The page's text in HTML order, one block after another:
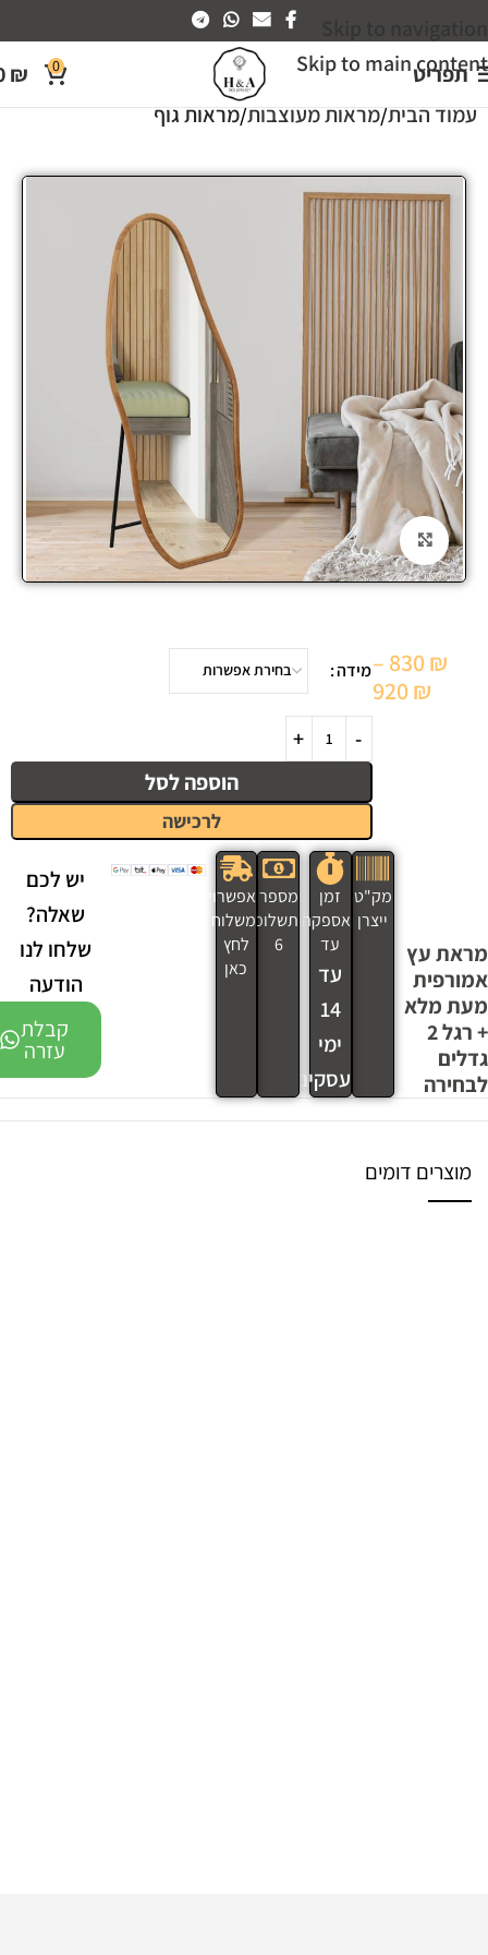
Skip to main content
תפריט 0
₪
עמוד הבית מראות מעוצבות מראות גוף
Click to enlarge
830₪
–
920₪
מידה
הוספה לסל
לרכישה
מראת עץ
אמורפית
מעת מלא
+ רגל 2
גדלים
לבחירה
מק"ט
ייצרן
זמן
אספקה
עד
עד
14
ימי
עסקים
מספר
תשלומים
6
אפשרויות
משלוח
לחץ
כאן
יש לכם
שאלה?
שלחו לנו
הודעה
קבלת
עזרה
מוצרים דומים